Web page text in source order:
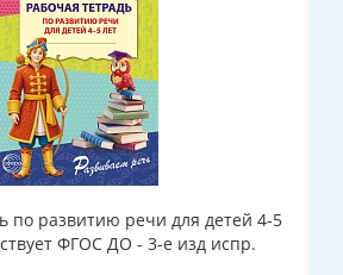
по развитию речи для детей 4-5
ФГОС ДО - 3-е изд испр.